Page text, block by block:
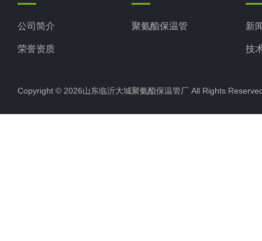
公司简介
荣誉资质
聚氨酯保温管 新
技
Copyright © 2026山东临沂大城聚氨酯保温管厂 All Rights